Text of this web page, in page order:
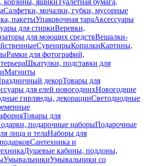
корзины, ящикиТуалетная бумага,
Салфетки, мочалки, губки, мусорные
пакетыУпаковочная тараАксессуары
для стиркиВеревки,
для моющих средствВешалки-
СувенирыКопилкиКартины,
Рамки для фотографий,
Шкатулки, подставки для
Магниты
декорТовары для
для елей новогоднихНовогодние
гирлянды, декорацииСветодиодные
Товары для
подарочные наборыПодарочные
лица и телаНаборы для
Сантехника и
Душевые кабины, поддоны,
УмывальникиУмывальники со